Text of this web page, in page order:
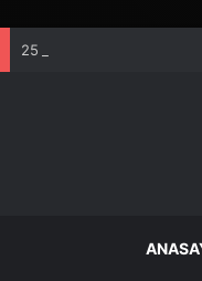
25 Yıllık Miras Davasında